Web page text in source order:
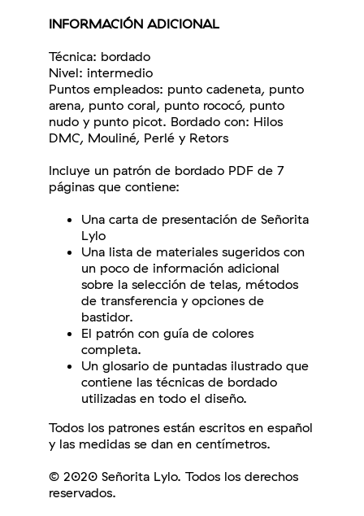
INFORMACIÓN ADICIONAL
Técnica: bordado
Nivel: intermedio
Puntos empleados: punto cadeneta, punto
arena, punto coral, punto rococó, punto
nudo y punto picot. Bordado con: Hilos
DMC, Mouliné, Perlé y Retors
Incluye un patrón de bordado PDF de 7
páginas que contiene:
Una carta de presentación de Señorita
Lylo
Una lista de materiales sugeridos con
un poco de información adicional
sobre la selección de telas, métodos
de transferencia y opciones de
bastidor.
El patrón con guía de colores
completa.
Un glosario de puntadas ilustrado que
contiene las técnicas de bordado
utilizadas en todo el diseño.
Todos los patrones están escritos en español
y las medidas se dan en centímetros.
© 2020 Señorita Lylo. Todos los derechos
reservados.